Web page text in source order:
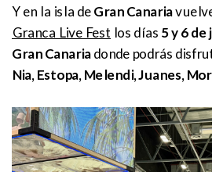
Y en la isla deGran Canaria
Granca Live Fest los días 5 y 6
Gran Canariadonde podrás
Nia, Estopa, Melendi, Juanes,